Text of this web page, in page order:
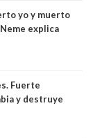
yo y muerto
explica
donde atropelló
Fuerte
y destruye
Panamá. Aún
fatales